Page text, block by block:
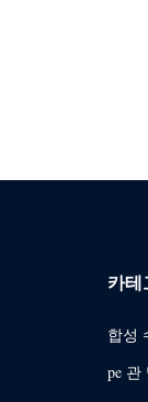
카테
합성
pe 관